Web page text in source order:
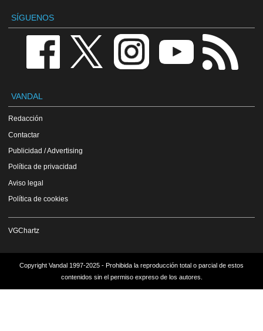
SÍGUENOS
VANDAL
Redacción
Contactar
Publicidad / Advertising
Política de privacidad
Aviso legal
Política de cookies
VGChartz
Copyright Vandal 1997-2025 - Prohibida la reproducción total o parcial de estos
contenidos sin el permiso expreso de los autores.